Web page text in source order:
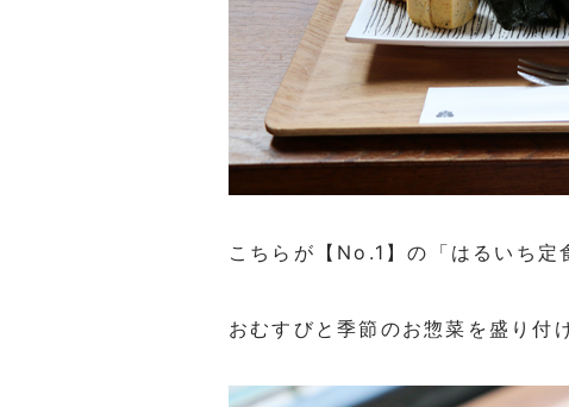
こちらが【No.1】の「はるいち定
おむすびと季節のお惣菜を盛り付